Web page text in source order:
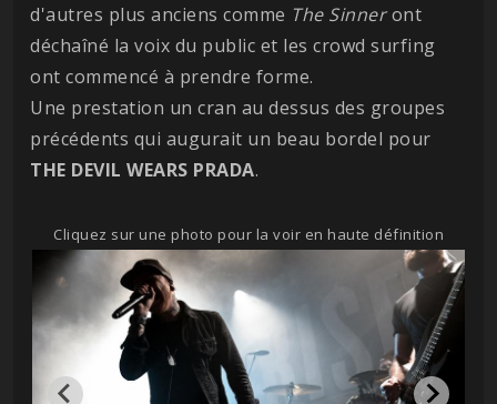
d'autres plus anciens comme The Sinneront
déchaîné la voix du public et les crowd surfing
ont commencé à prendre forme.
Une prestation un cran au dessus des groupes
précédents qui augurait un beau bordel pour
THE DEVIL WEARS PRADA.
Cliquez sur une photo pour la voir en haute définition